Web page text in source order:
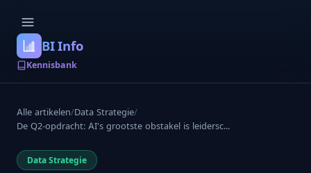
BI Info
Kennisbank
Alle artikelen/Data Strategie/
De Q2-opdracht: AI's grootste obstakel is leidersc...
Data Strategie